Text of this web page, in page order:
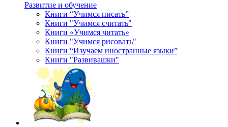
Развитие и обучение
Книги “Учимся писать”
Книги "Учимся считать"
Книги «Учимся читать»
Книги "Учимся рисовать"
Книги “Изучаем иностранные языки”
Книги "Развивашки"